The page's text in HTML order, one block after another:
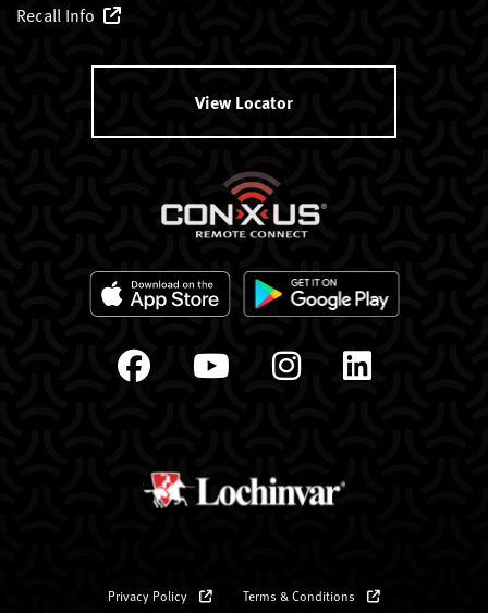
Recall Info
View Locator
Privacy Policy Terms & Conditions